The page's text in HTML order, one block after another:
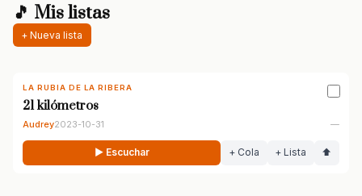
🎵 Mis listas
+ Nueva lista
LA RUBIA DE LA RIBERA
21 kilómetros
Audrey2023-10-31 —
▶ Escuchar + Cola + Lista ⬆